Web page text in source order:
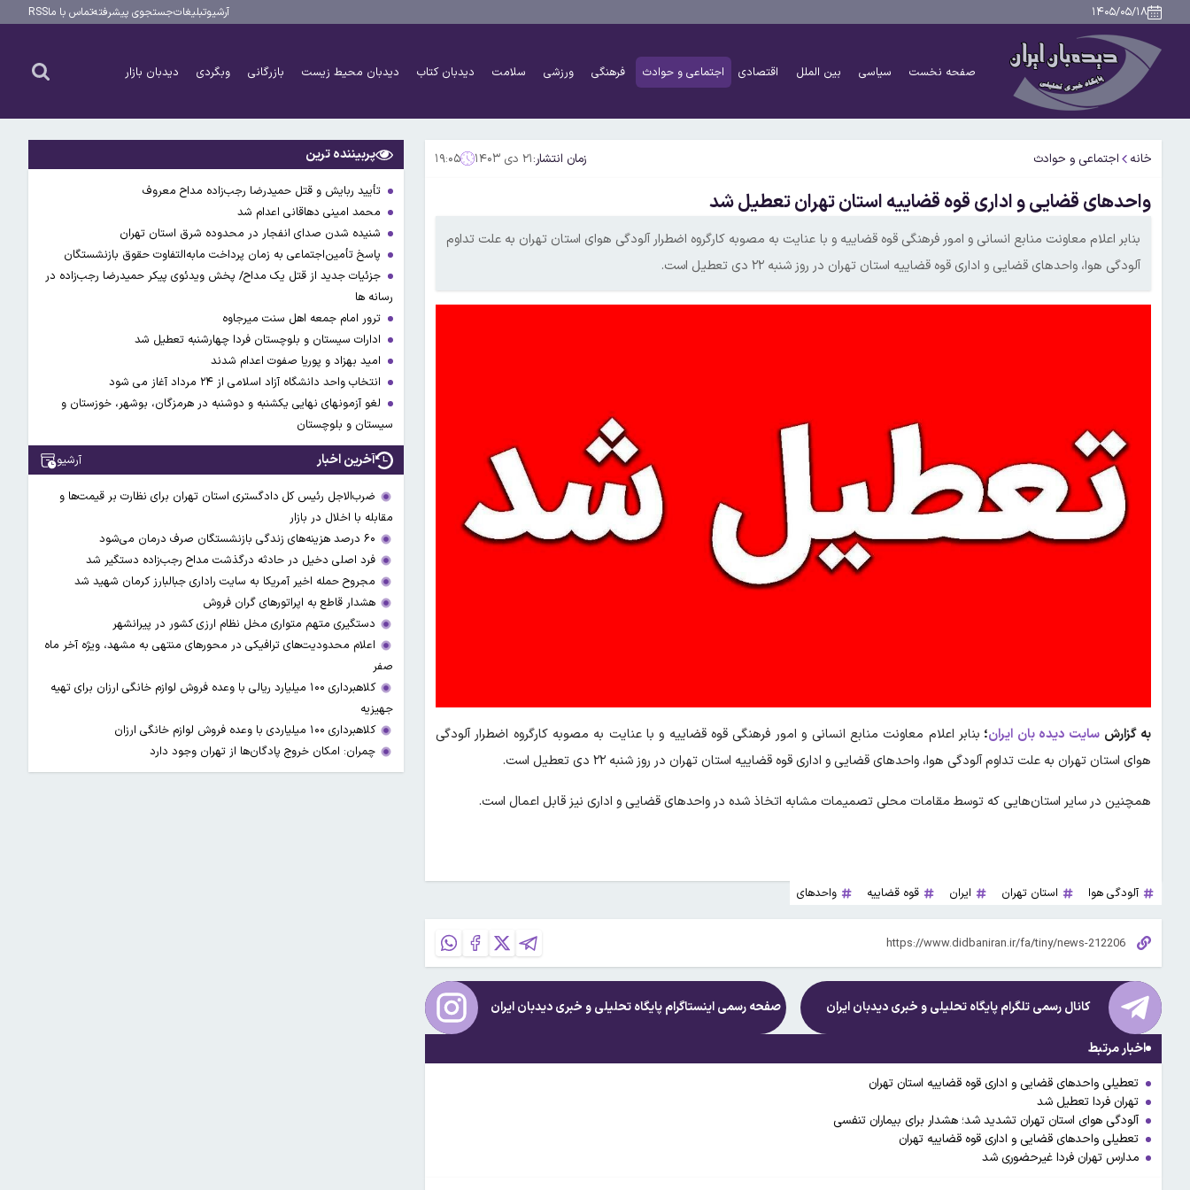
۱۴۰۵/۰۵/۱۸ آرشیوتبلیغاتجستجوی پیشرفتهتماس با ماRSS
صفحه نخست سیاسی بین الملل اقتصادی اجتماعی و حوادث فرهنگی ورزشی سلامت دیدبان کتاب دیدبان محیط زیست بازرگانی وبگردی دیدبان بازار
خانه اجتماعی و حوادث زمان انتشار:۲۱ دی ۱۴۰۳ ۱۹:۰۵
واحدهای قضایی و اداری قوه قضاییه استان تهران تعطیل شد
بنابر اعلام معاونت منابع انسانی و امور فرهنگی قوه قضاییه و با عنایت به مصوبه کارگروه اضطرار آلودگی هوای استان تهران به علت تداوم
آلودگی هوا، واحدهای قضایی و اداری قوه قضاییه استان تهران در روز شنبه ۲۲ دی تعطیل است.
به گزارش سایت دیده بان ایران؛ بنابر اعلام معاونت منابع انسانی و امور فرهنگی قوه قضاییه و با عنایت به مصوبه کارگروه اضطرار آلودگی
هوای استان تهران به علت تداوم آلودگی هوا، واحدهای قضایی و اداری قوه قضاییه استان تهران در روز شنبه ۲۲ دی تعطیل است.
همچنین در سایر استان‌هایی که توسط مقامات محلی تصمیمات مشابه اتخاذ شده در واحدهای قضایی و اداری نیز قابل اعمال است.
آلودگی هوا استان تهران ایران قوه قضاییه واحدهای
کانال رسمی تلگرام پایگاه تحلیلی و خبریدیدبان ایران صفحه رسمی اینستاگرام پایگاه تحلیلی و خبریدیدبان ایران
اخبار مرتبط
تعطیلی واحدهای قضایی و اداری قوه قضاییه استان تهران
تهران فردا تعطیل شد
آلودگی هوای استان تهران تشدید شد؛ هشدار برای بیماران تنفسی
تعطیلی واحدهای قضایی و اداری قوه قضاییه تهران
مدارس تهران فردا غیرحضوری شد
پربیننده ترین
تأیید ربایش و قتل حمیدرضا رجب‌زاده مداح معروف
محمد امینی دهاقانی اعدام شد
شنیده شدن صدای انفجار در محدوده شرق استان تهران
پاسخ تأمین‌اجتماعی به زمان پرداخت مابه‌التفاوت حقوق بازنشستگان
جزئیات جدید از قتل یک مداح/ پخش ویدئوی پیکر حمیدرضا رجب‌زاده در
رسانه ها
ترور امام جمعه اهل سنت میرجاوه
ادارات سیستان و بلوچستان فردا چهارشنبه تعطیل شد
امید بهزاد و پوریا صفوت اعدام شدند
انتخاب واحد دانشگاه آزاد اسلامی از ۲۴ مرداد آغاز می شود
لغو آزمونهای نهایی یکشنبه و دوشنبه در هرمزگان، بوشهر، خوزستان و
سیستان و بلوچستان
آخرین اخبار آرشیو
ضرب‌الاجل رئیس کل دادگستری استان تهران برای نظارت بر قیمت‌ها و
مقابله با اخلال در بازار
۶۰ درصد هزینه‌های زندگی بازنشستگان صرف درمان می‌شود
فرد اصلی دخیل در حادثه درگذشت مداح رجب‌زاده دستگیر شد
مجروح حمله اخیر آمریکا به سایت راداری جبالبارز کرمان شهید شد
هشدار قاطع به اپراتورهای گران فروش
دستگیری متهم متواری مخل نظام ارزی کشور در پیرانشهر
اعلام محدودیت‌های ترافیکی در محورهای منتهی به مشهد، ویژه آخر ماه
صفر
کلاهبرداری ۱۰۰ میلیارد ریالی با وعده فروش لوازم خانگی ارزان برای تهیه
جهیزیه
کلاهبرداری ۱۰۰ میلیاردی با وعده فروش لوازم خانگی ارزان
چمران: امکان خروج پادگان‌ها از تهران وجود دارد